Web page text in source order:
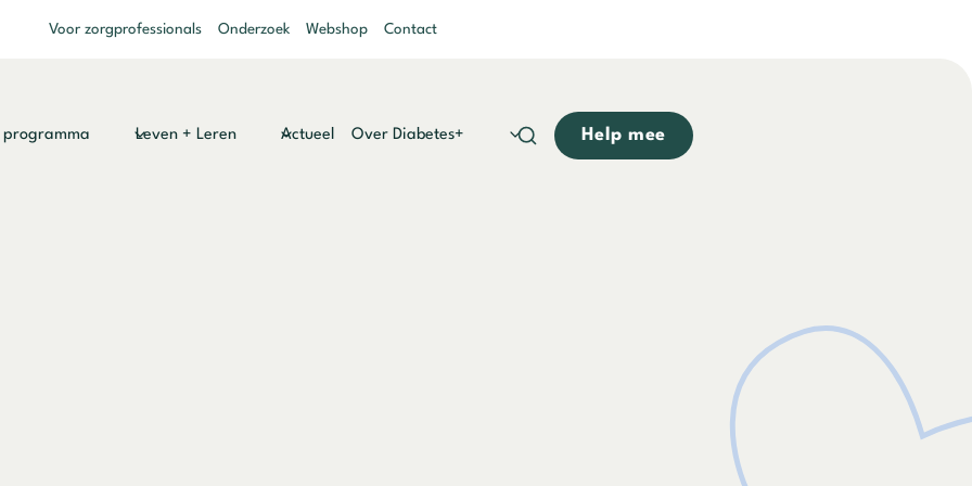
Voor zorgprofessionals Onderzoek Webshop Contact
programma Leven + Leren Actueel Over Diabetes+ Help mee